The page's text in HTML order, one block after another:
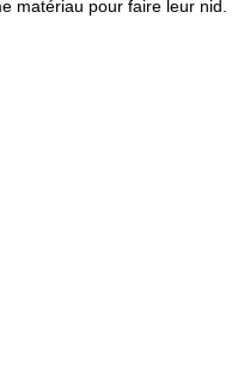
matériau pour faire leur nid.